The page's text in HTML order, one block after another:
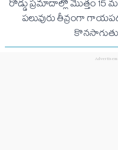
రోడ్డు ప్రమాదాల్లో మొత్తం
పలువురు తీవ్రంగా